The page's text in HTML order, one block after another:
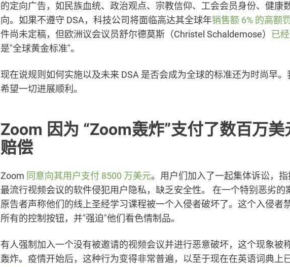
的定向广告，如民族血统、政治观点、宗教信仰、工会会员身份、健康
向。如果不遵守 DSA，科技公司将面临高达其全球年销售额 6% 的高额
件尚未定稿，但欧洲议会议员舒尔德莫斯（Christel Schaldemose） 已
是"全球黄金标准"。
现在说规则如何实施以及未来 DSA 是否会成为全球的标准还为时尚早。
希望一切进展顺利。
Zoom 因为 “Zoom轰炸”支付了数百万美
赔偿
Zoom 同意向其用户支付 8500 万美元。用户们加入了一起集体诉讼，指
最流行视频会议的软件侵犯用户隐私，缺乏安全性。 在一个特别恶劣的
原告者声称他们的线上圣经学习课程被一个入侵者破坏了。这个入侵者
所有的控制按钮，并"强迫"他们看色情制品。
有人强制加入一个没有被邀请的视频会议并进行恶意破坏，这个现象被
轰炸。疫情开始后，这种行为变得非常普遍，以至于现在在英语词典上